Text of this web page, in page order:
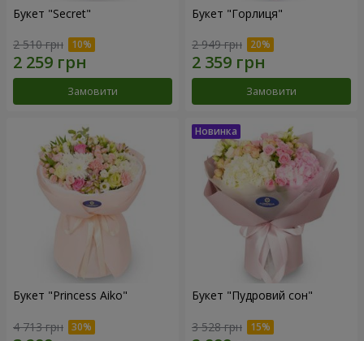
Букет "Secret"
2 510 грн
Замовити
Букет "Горлиця"
2 949 грн
Замовити
Букет "Princess Aiko"
4 713 грн
Букет "Пудровий сон"
3 528 грн